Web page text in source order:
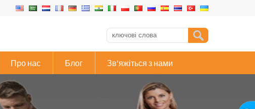
Про нас Блог Зв'яжіться з нами